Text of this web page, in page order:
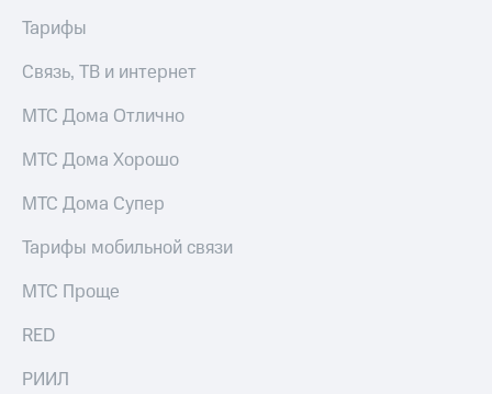
и
Рынок
Описание
Программа
приобретения
Порядок
выкупа
Дивиденды
Тарифы
Связь, ТВ и интернет
МТС Дома Отлично
МТС Дома Хорошо
МТС Дома Супер
Тарифы мобильной связи
МТС Проще
RED
РИИЛ